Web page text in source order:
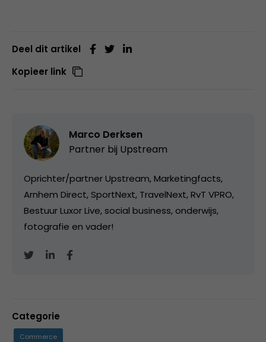
Deel dit artikel
Kopieer link
Marco Derksen
Partner bij Upstream
Oprichter/partner Upstream, Marketingfacts,
Arnhem Direct, SportNext, TravelNext, RvT VPRO,
Bestuur Luxor Live, social business, onderwijs,
fotografie en vader!
Categorie
Commerce